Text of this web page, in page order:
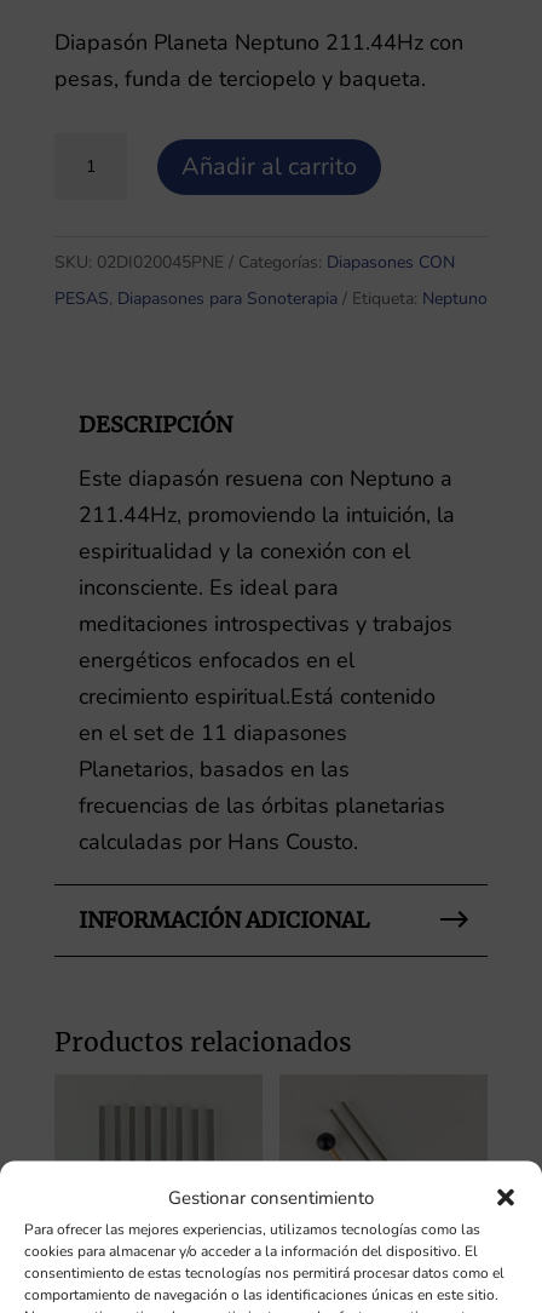
Gestionar consentimiento
Para ofrecer las mejores experiencias, utilizamos tecnologías como las
cookies para almacenar y/o acceder a la información del dispositivo. El
consentimiento de estas tecnologías nos permitirá procesar datos como el
comportamiento de navegación o las identificaciones únicas en este sitio.
Diapasón Planeta Neptuno 211.44Hz con
pesas, funda de terciopelo y baqueta.
211.44hz
CON
Añadir al carrito
SKU: 02DI020045PNE Categorías: Diapasones CON
PESAS, Diapasones para Sonoterapia Etiqueta: Neptuno
DESCRIPCIÓN
Este diapasón resuena con Neptuno a
211.44Hz, promoviendo la intuición, la
espiritualidad y la conexión con el
inconsciente. Es ideal para
meditaciones introspectivas y trabajos
energéticos enfocados en el
crecimiento espiritual.Está contenido
en el set de 11 diapasones
Planetarios, basados en las
frecuencias de las órbitas planetarias
calculadas por Hans Cousto.
INFORMACIÓN ADICIONAL
Productos relacionados